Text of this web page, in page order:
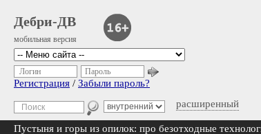
Дебри-ДВ
мобильная версия
расширенный
Логин Пароль
Регистрация / Забыли пароль?
Пустыня и горы из опилок: про безотходные